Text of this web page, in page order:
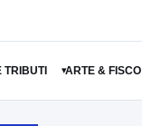
TRIBUTI ▾ARTE & FISCO